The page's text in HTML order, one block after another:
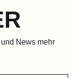
News mehr